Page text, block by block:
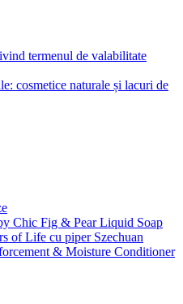
termenul de valabilitate
cosmetice naturale și lacuri de
Chic Fig & Pear Liquid Soap
of Life cu piper Szechuan
& Moisture Conditioner